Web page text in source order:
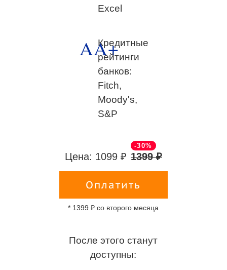
Excel
AA+
Кредитные
рейтинги
банков:
Fitch,
Moody's,
S&P
Цена: 1099 ₽ 1399 ₽
-30%
Оплатить
* 1399 ₽ со второго месяца
После этого станут
доступны: